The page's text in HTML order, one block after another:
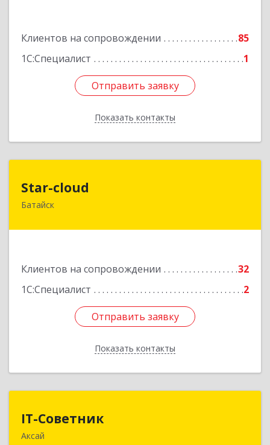
Клиентов на сопровождении
85
1С:Специалист
1
Отправить заявку
Показать контакты
Отправить заявку
Назад
Star-cloud
Батайск
Клиентов на сопровождении
32
1С:Специалист
2
Отправить заявку
Показать контакты
346880, Ростовская обл, Батайск г, Фермерская
Отправить заявку
Назад
IT-Советник
Аксай
346720, Ростовская обл, Аксайский р-н, Аксай г,